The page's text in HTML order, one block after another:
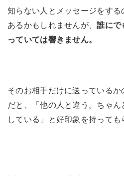
知らない人とメッセージをする
あるかもしれませんが、誰にで
っていては響きません。
そのお相手だけに送っている
だと、「他の人と違う。ちゃん
している」と好印象を持っても